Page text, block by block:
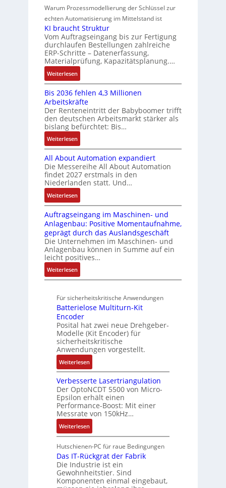
r
a
c
h
u
e
s
s
u
n
g
n
d
Z
u
s
a
n
d
s
b
e
r
w
a
u
g
o
i
n
F
a
n
u
c
C
N
C
-
S
y
s
t
e
m
e
u
n
g
b
e
s
t
ä
t
i
g
t
R
e
i
f
e
g
r
a
d
M
L
3
f
s
i
c
h
e
r
e
E
n
t
w
i
c
k
l
u
n
g
f
ü
r
m
u
l
v
a
r
i
a
b
l
e
S
t
e
u
e
r
u
n
g
a
h
t
l
o
s
e
I
n
t
e
g
r
a
t
i
o
n
v
o
n
G
V
u
n
d
R
o
o
t
i
k
Warum Prozessmodellierung der Schlüssel zur
echten Automatisierung im Mittelstand ist
KI braucht Struktur
Vom Auftragseingang bis zur Fertigung
durchlaufen Bestellungen zahlreiche
ERP-Schritte – Datenerfassung,
Materialprüfung, Kapazitätsplanung.…
Weiterlesen:
K
I
b
r
a
u
c
h
t
S
t
r
u
k
t
u
r
Bis 2036 fehlen 4,3 Millionen
Arbeitskräfte
Der Renteneintritt der Babyboomer trifft
den deutschen Arbeitsmarkt stärker als
bislang befürchtet: Bis…
Weiterlesen:
B
i
s
2
0
3
6
f
e
h
l
e
n
4
,
M
i
l
l
i
o
n
e
n
A
r
b
e
i
t
s
k
r
ä
f
All About Automation expandiert
Die Messereihe All About Automation
findet 2027 erstmals in den
Niederlanden statt. Und…
Weiterlesen:
A
l
l
A
b
o
u
t
A
t
o
m
a
t
i
x
p
a
n
d
i
e
r
t
Auftragseingang im Maschinen- und
Anlagenbau: Positive Momentaufnahme,
geprägt durch das Auslandsgeschäft
Die Unternehmen im Maschinen- und
Anlagenbau können in Summe auf ein
leicht positives…
Weiterlesen:
A
f
t
r
a
g
s
e
i
n
g
a
n
g
i
m
s
c
h
Für sicherheitskritische Anwendungen
Batterielose Multiturn-Kit
Encoder
Posital hat zwei neue Drehgeber-
Modelle (Kit Encoder) für
sicherheitskritische
Anwendungen vorgestellt.
Weiterlesen:
B
a
t
t
e
r
i
e
l
o
s
e
M
Verbesserte Lasertriangulation
Der OptoNCDT 5500 von Micro-
Epsilon erhält einen
Performance-Boost: Mit einer
Messrate von 150kHz…
Weiterlesen:
V
e
r
b
e
s
Hutschienen-PC für raue Bedingungen
Das IT-Rückgrat der Fabrik
Die Industrie ist ein
Gewohnheitstier. Sind
Komponenten einmal eingebaut,